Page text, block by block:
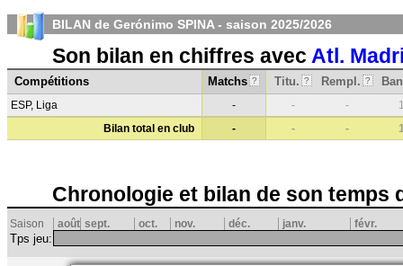
BILAN de Gerónimo SPINA - saison 2025/2026
Son bilan en chiffres avec Atl.
Compétitions Matchs ? Titu. ? Rempl. ?
ESP, Liga - - -
Bilan total en club
- - -
Chronologie et bilan de son temps
Saison août sept. oct. nov. déc. janv. févr.
Tps jeu: